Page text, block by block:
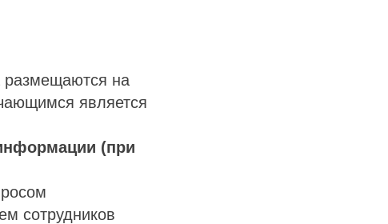
размещаются на
является
(при
сотрудников